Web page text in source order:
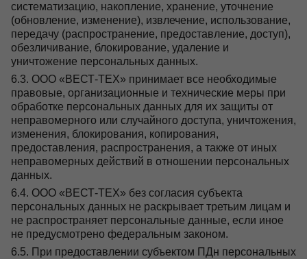
систематизацию, накопление, хранение, уточнение
(обновление, изменение), извлечение, использование,
передачу (распространение, предоставление, доступ),
обезличивание, блокирование, удаление и
уничтожение персональных данных.
6.3. ООО «ВЕСТ-ТЕХ» принимает все необходимые
правовые, организационные и технические меры при
обработке персональных данных для их защиты от
неправомерного или случайного доступа, уничтожения,
изменения, блокирования, копирования,
предоставления, распространения, а также от иных
неправомерных действий в отношении персональных
данных.
6.4. ООО «ВЕСТ-ТЕХ» без согласия субъекта
персональных данных не раскрывает третьим лицам и
не распространяет персональные данные, если иное
не предусмотрено федеральным законом.
6.5. При предоставлении субъектом ПДн персональных